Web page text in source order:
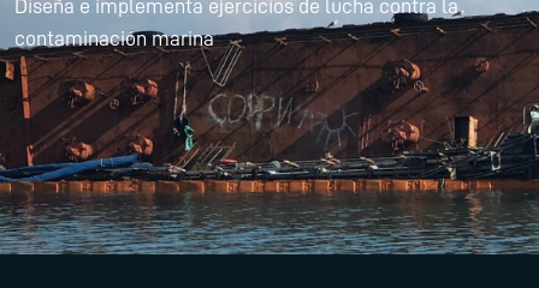
Diseña e implementa ejercicios de lucha contra la
contaminación marina